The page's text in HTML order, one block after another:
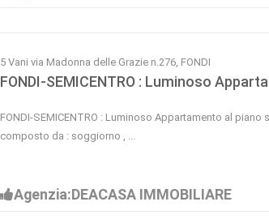
5 Vani via Madonna delle Grazie n.276, FONDI
FONDI-SEMICENTRO : Luminoso
FONDI-SEMICENTRO : Luminoso Appartamento al piano
composto da : soggiorno , ...
Agenzia:DEACASA IMMOBILIARE